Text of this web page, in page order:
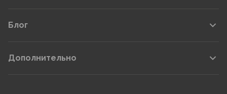
Блог
Дополнительно